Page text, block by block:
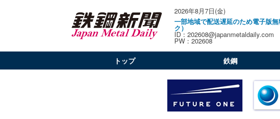
2026年8月7日(金)
一部地域で配送遅延のため電子版
ク）
ID：202608@japanmetaldaily.com
PW：202608
トップ 鉄鋼